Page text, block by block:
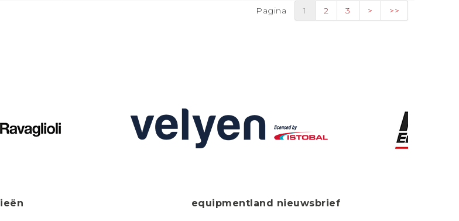
1 2 3 > >>
Pagina
equipmentland nieuwsbrief